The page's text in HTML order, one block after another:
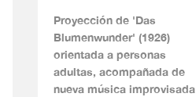
Proyección de 'Das
Blumenwunder' (1926)
orientada a personas
adultas, acompañada de
nueva música improvisada